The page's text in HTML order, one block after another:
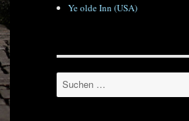
Ye olde Inn (USA)
Suchen
nach: